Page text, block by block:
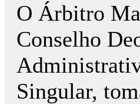
O Árbitro
Conselho
Singular,